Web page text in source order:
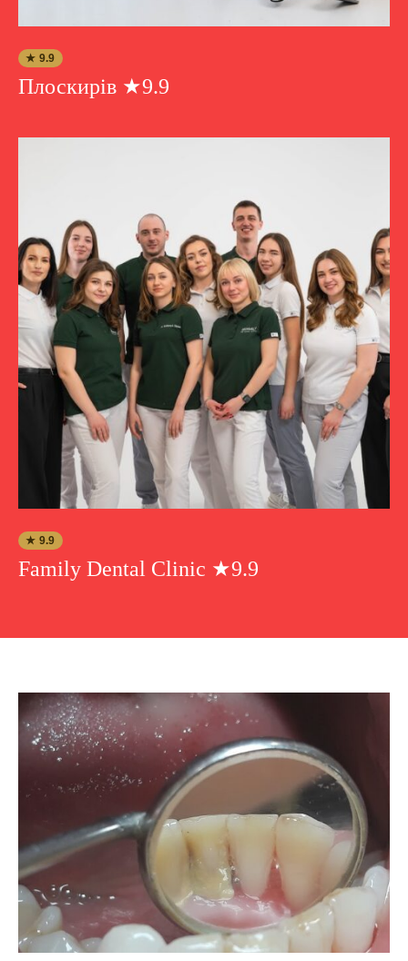
★ 9.9
Плоскирів ★9.9
★ 9.9
Family Dental Clinic ★9.9